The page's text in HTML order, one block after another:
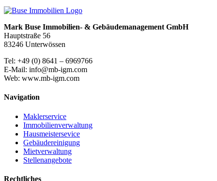
Mark Buse Immobilien- & Gebäudemanagement GmbH
Hauptstraße 56
83246 Unterwössen
Tel: +49 (0) 8641 – 6969766
E-Mail: info@mb-igm.com
Web: www.mb-igm.com
Navigation
Maklerservice
Immobilienverwaltung
Hausmeistersevice
Gebäudereinigung
Mietverwaltung
Stellenangebote
Rechtliches